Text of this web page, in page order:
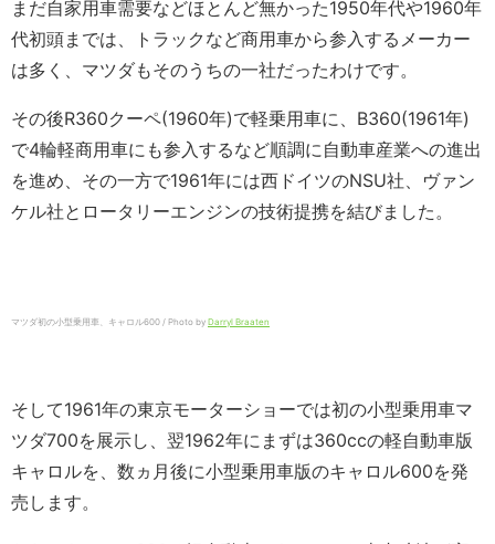
まだ自家用車需要などほとんど無かった1950年代や1960年
代初頭までは、トラックなど商用車から参入するメーカー
は多く、マツダもそのうちの一社だったわけです。
その後R360クーペ(1960年)で軽乗用車に、B360(1961年)
で4輪軽商用車にも参入するなど順調に自動車産業への進出
を進め、その一方で1961年には西ドイツのNSU社、ヴァン
ケル社とロータリーエンジンの技術提携を結びました。
マツダ初の小型乗用車、キャロル600 / Photo by Darryl Braaten
そして1961年の東京モーターショーでは初の小型乗用車マ
ツダ700を展示し、翌1962年にまずは360ccの軽自動車版
キャロルを、数ヵ月後に小型乗用車版のキャロル600を発
売します。